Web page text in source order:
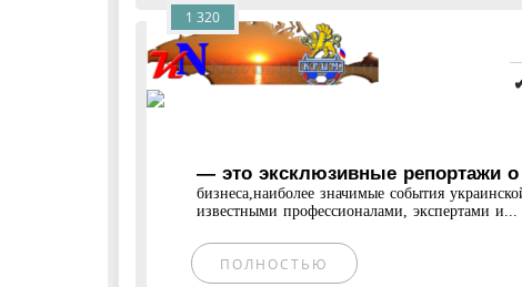
— это эксклюзивные репортажи
бизнеса,наиболее значимые события
известными профессионалами, экспертами и...
ПОЛНОСТЬЮ
1 320